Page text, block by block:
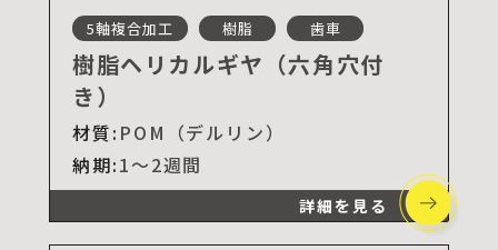
5軸複合加工 樹脂 歯車
樹脂ヘリカルギヤ（六角穴付
き）
材質: POM（デルリン）
納期:1～2週間
詳細を見る